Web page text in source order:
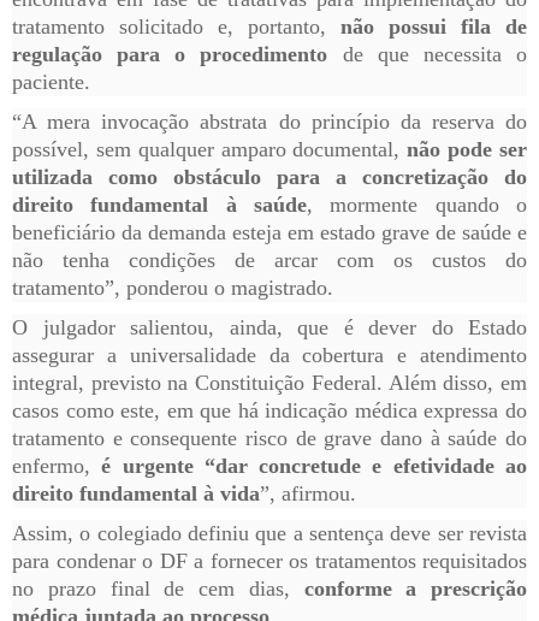
tratamento solicitado e, portanto, não possui fila de
regulação para o procedimento de que necessita o
paciente.
“A mera invocação abstrata do princípio da reserva do
possível, sem qualquer amparo documental,não pode ser
utilizada como obstáculo para a concretização do
direito fundamental à saúde, mormente quando o
beneficiário da demanda esteja em estado grave de saúde e
não tenha condições de arcar com os custos do
tratamento”, ponderou o magistrado.
O julgador salientou, ainda, que é dever do Estado
assegurar a universalidade da cobertura e atendimento
integral, previsto na Constituição Federal. Além disso, em
casos como este, em que há indicação médica expressa do
tratamento e consequente risco de grave dano à saúde do
enfermo,é urgente “dar concretude e efetividade ao
direito fundamental à vida”, afirmou.
Assim, o colegiado definiu que a sentença deve ser revista
para condenar o DF a fornecer os tratamentos requisitados
no prazo final de cem dias, conforme a prescrição
médica juntada ao processo